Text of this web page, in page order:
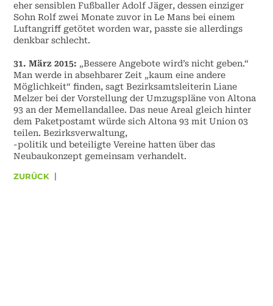
eher sensiblen Fußballer Adolf Jäger, dessen einziger
Sohn Rolf zwei Monate zuvor in Le Mans bei einem
Luftangriff getötet worden war, passte sie allerdings
denkbar schlecht.
31. März 2015: „Bessere Angebote wird’s nicht geben.“
Man werde in absehbarer Zeit „kaum eine andere
Möglichkeit“ finden, sagt Bezirksamtsleiterin Liane
Melzer bei der Vorstellung der Umzugspläne von Altona
93 an der Memellandallee. Das neue Areal gleich hinter
dem Paketpostamt würde sich Altona 93 mit Union 03
teilen. Bezirksverwaltung,
-politik und beteiligte Vereine hatten über das
Neubaukonzept gemeinsam verhandelt.
ZURÜCK |